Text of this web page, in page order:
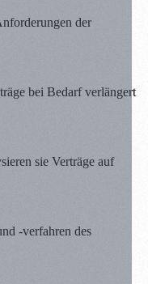
der
bei Bedarf verlängert
sie Verträge auf
-verfahren des